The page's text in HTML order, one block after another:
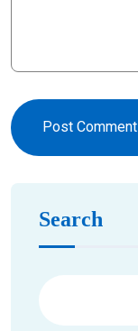
Post Comment
Search